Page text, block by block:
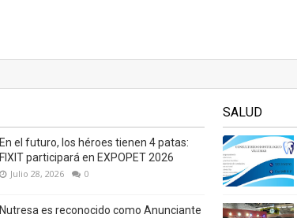
En el futuro, los héroes tienen 4 patas:
FIXIT participará en EXPOPET 2026
Julio 28, 2026 0
Nutresa es reconocido como Anunciante
SALUD